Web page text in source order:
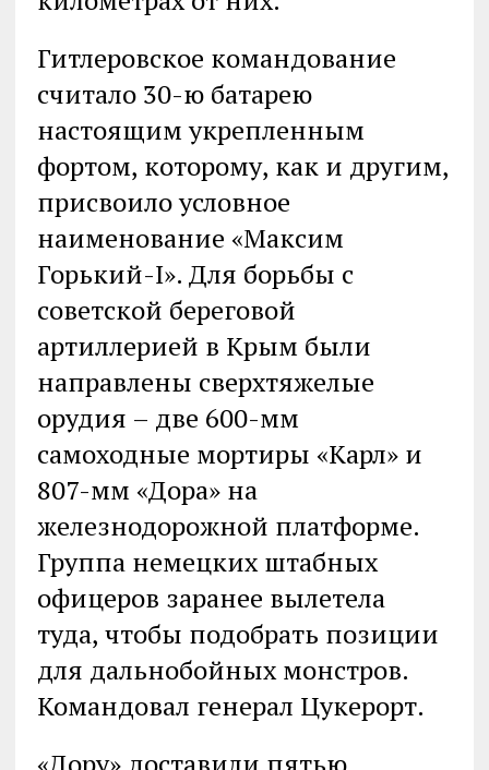
Гитлеровское командование
считало 30-ю батарею
настоящим укрепленным
фортом, которому, как и другим,
присвоило условное
наименование «Максим
Горький-I». Для борьбы с
советской береговой
артиллерией в Крым были
направлены сверхтяжелые
орудия – две 600-мм
самоходные мортиры «Карл» и
807-мм «Дора» на
железнодорожной платформе.
Группа немецких штабных
офицеров заранее вылетела
туда, чтобы подобрать позиции
для дальнобойных монстров.
Командовал генерал Цукерорт.